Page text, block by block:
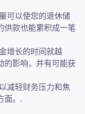
可以使您的退休储
供款也能累积成一笔
增长的时间就越
的影响，并有可能获
减轻财务压力和焦
面。.